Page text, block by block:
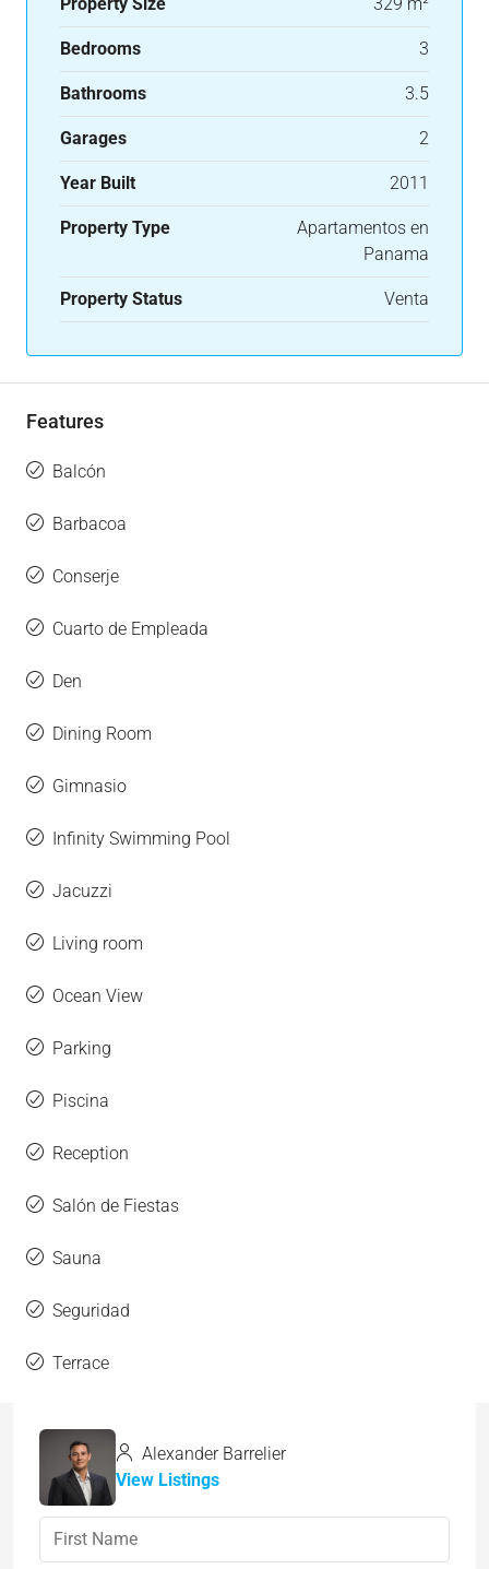
Bedrooms 3
Bathrooms 3.5
Garages 2
Year Built 2011
Property Type
Apartamentos en
Panama
Property Status Venta
Features
Balcón
Barbacoa
Conserje
Cuarto de Empleada
Den
Dining Room
Gimnasio
Infinity Swimming Pool
Jacuzzi
Living room
Ocean View
Parking
Piscina
Reception
Salón de Fiestas
Sauna
Seguridad
Terrace
Alexander Barrelier
View Listings